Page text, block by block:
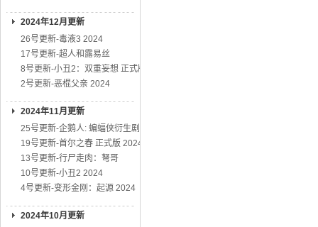
2024年12月更新
26号更新-毒液3 2024
17号更新-超人和露易丝
8号更新-小丑2：双重妄想 正式版
2号更新-恶棍父亲 2024
2024年11月更新
25号更新-企鹅人: 蝙蝠侠衍生剧
19号更新-首尔之春 正式版 2024
13号更新-行尸走肉：弩哥
10号更新-小丑2 2024
4号更新-变形金刚：起源 2024
2024年10月更新